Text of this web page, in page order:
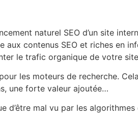
naturel SEO d’un site
aux contenus SEO et riches en
le trafic organique de votre
les moteurs de recherche.
une forte valeur ajoutée…
d’être mal vu par les